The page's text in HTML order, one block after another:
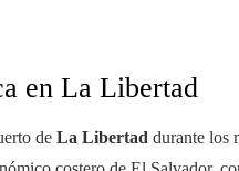
en La Libertad
de La Libertad durante los